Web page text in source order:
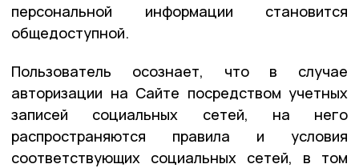
персональной информации становится
общедоступной.
Пользователь осознает, что в случае
авторизации на Сайте посредством учетных
записей социальных сетей, на него
распространяются правила и условия
соответствующих социальных сетей, в том